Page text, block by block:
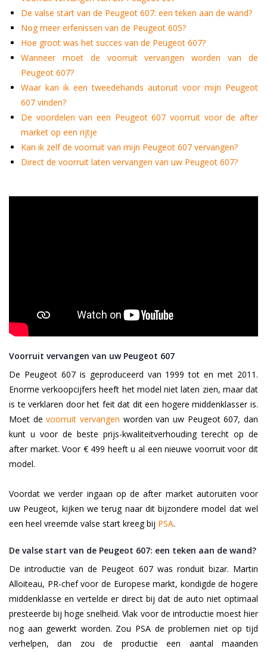
De valse start van de Peugeot 607: een teken aan de wand?
Nog meer erfenissen van de Peugeot 605?
Hoe groot was het succes van de Peugeot 607?
Wanneer moet de voorruit vervangen worden van de
Peugeot 607?
Waar kan ik een tweedehands autoruit voor mijn Peugeot
607 vinden?
De voordelen van een Peugeot 607 voorruit voor de after
market op een rijtje
Kan ik zelf de voorruit van mijn Peugeot 607 vervangen?
Direct de voorruit laten vervangen van uw Peugeot 607?
Voorruit vervangen van uw Peugeot 607
De Peugeot 607 is geproduceerd van 1999 tot en met 2011.
Enorme verkoopcijfers heeft het model niet laten zien, maar dat
is te verklaren door het feit dat dit een hogere middenklasser is.
Moet devoorruit vervangen worden van uw Peugeot 607, dan
kunt u voor de beste prijs-kwaliteitverhouding terecht op de
after market. Voor € 499 heeft u al een nieuwe voorruit voor dit
model.
Voordat we verder ingaan op de after market autoruiten voor
uw Peugeot, kijken we terug naar dit bijzondere model dat wel
een heel vreemde valse start kreeg bij PSA.
De valse start van de Peugeot 607: een teken aan de wand?
De introductie van de Peugeot 607 was ronduit bizar. Martin
Alloiteau, PR-chef voor de Europese markt, kondigde de hogere
middenklasse en vertelde er direct bij dat de auto niet optimaal
presteerde bij hoge snelheid. Vlak voor de introductie moest hier
nog aan gewerkt worden. Zou PSA de problemen niet op tijd
verhelpen, dan zou de productie een aantal maanden